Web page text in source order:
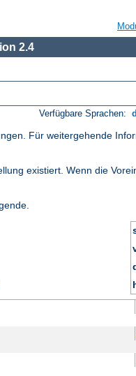
2.4
Verfügbare Sprachen:
Für weitergehende
existiert. Wenn die